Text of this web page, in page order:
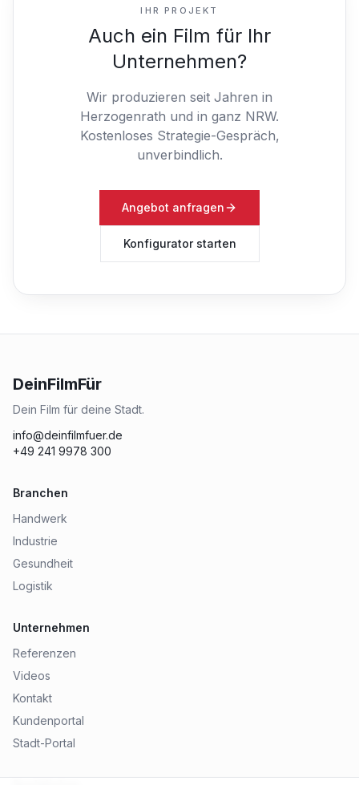
IHR PROJEKT
Auch ein Film für Ihr
Unternehmen?
Wir produzieren seit Jahren in
Herzogenrath und in ganz NRW.
Kostenloses Strategie-Gespräch,
unverbindlich.
Angebot anfragen
Konfigurator starten
DeinFilmFür
Dein Film für deine Stadt.
info@deinfilmfuer.de
+49 241 9978 300
Branchen
Handwerk
Industrie
Gesundheit
Logistik
Unternehmen
Referenzen
Videos
Kontakt
Kundenportal
Stadt-Portal